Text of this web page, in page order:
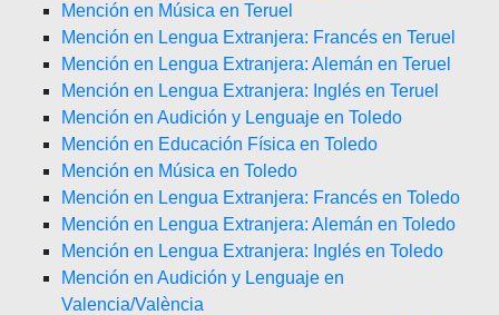
Mención en Música en Teruel
Mención en Lengua Extranjera: Francés en Teruel
Mención en Lengua Extranjera: Alemán en Teruel
Mención en Lengua Extranjera: Inglés en Teruel
Mención en Audición y Lenguaje en Toledo
Mención en Educación Física en Toledo
Mención en Música en Toledo
Mención en Lengua Extranjera: Francés en Toledo
Mención en Lengua Extranjera: Alemán en Toledo
Mención en Lengua Extranjera: Inglés en Toledo
Mención en Audición y Lenguaje en
Valencia/València